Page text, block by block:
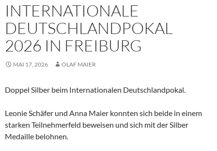
INTERNATIONALE
DEUTSCHLANDPOKAL
2026 IN FREIBURG
MAI 17, 2026 OLAF MAIER
Doppel Silber beim Internationalen Deutschlandpokal.
Leonie Schäfer und Anna Maier konnten sich beide in einem
starken Teilnehmerfeld beweisen und sich mit der Silber
Medaille belohnen.